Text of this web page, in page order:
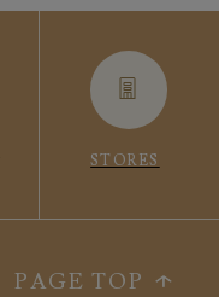
STORES
PAGE TOP